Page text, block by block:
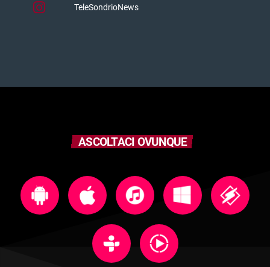
TeleSondrioNews
ASCOLTACI OVUNQUE